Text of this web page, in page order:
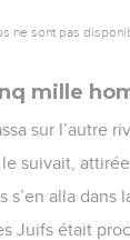
ne sont pas
mille
sur l’autre
suivait,
s’en alla dans
Juifs était